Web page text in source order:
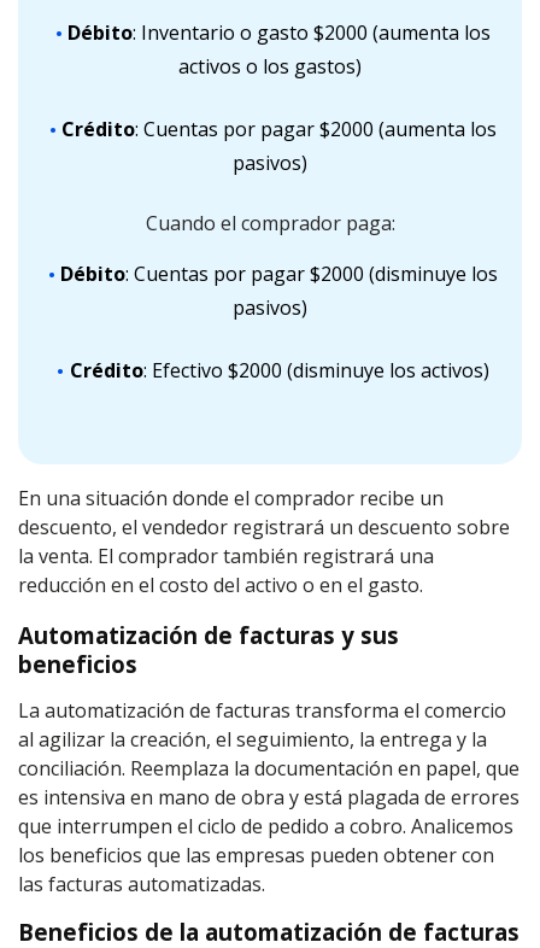
Débito: Inventario o gasto $2000 (aumenta los
activos o los gastos)
Crédito: Cuentas por pagar $2000 (aumenta los
pasivos)
Cuando el comprador paga:
Débito: Cuentas por pagar $2000 (disminuye los
pasivos)
Crédito: Efectivo $2000 (disminuye los activos)
En una situación donde el comprador recibe un
descuento, el vendedor registrará un descuento sobre
la venta. El comprador también registrará una
reducción en el costo del activo o en el gasto.
Automatización de facturas y sus
beneficios
La automatización de facturas transforma el comercio
al agilizar la creación, el seguimiento, la entrega y la
conciliación. Reemplaza la documentación en papel, que
es intensiva en mano de obra y está plagada de errores
que interrumpen el ciclo de pedido a cobro. Analicemos
los beneficios que las empresas pueden obtener con
las facturas automatizadas.
Beneficios de la automatización de facturas